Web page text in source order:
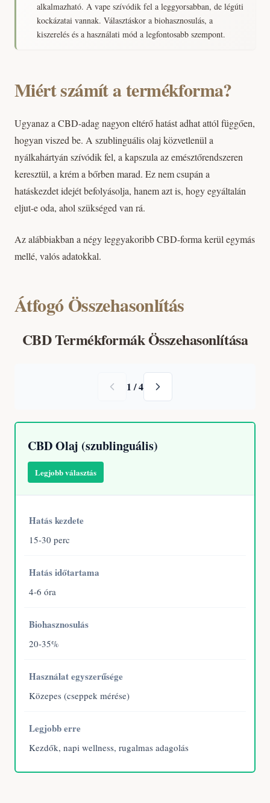
alkalmazható. A vape szívódik fel a leggyorsabban, de légúti
kockázatai vannak. Választáskor a biohasznosulás, a
kiszerelés és a használati mód a legfontosabb szempont.
Miért számít a termékforma?
Ugyanaz a CBD-adag nagyon eltérő hatást adhat attól függően,
hogyan viszed be. A szublinguális olaj közvetlenül a
nyálkahártyán szívódik fel, a kapszula az emésztőrendszeren
keresztül, a krém a bőrben marad. Ez nem csupán a
hatáskezdet idejét befolyásolja, hanem azt is, hogy egyáltalán
eljut-e oda, ahol szükséged van rá.
Az alábbiakban a négy leggyakoribb CBD-forma kerül egymás
mellé, valós adatokkal.
Átfogó Összehasonlítás
CBD Termékformák Összehasonlítása
1 / 4
CBD Olaj (szublinguális)
Legjobb választás
Hatás kezdete
15-30 perc
Hatás időtartama
4-6 óra
Biohasznosulás
20-35%
Használat egyszerűsége
Közepes (cseppek mérése)
Legjobb erre
Kezdők, napi wellness, rugalmas adagolás